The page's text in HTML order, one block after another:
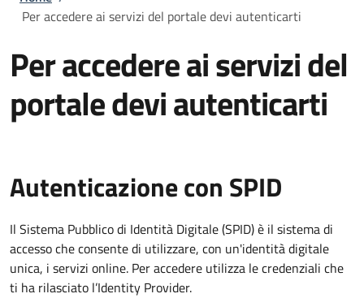
Per accedere ai servizi del portale devi autenticarti
Per accedere ai servizi del
portale devi autenticarti
Autenticazione con SPID
Il Sistema Pubblico di Identità Digitale (SPID) è il sistema di
accesso che consente di utilizzare, con un'identità digitale
unica, i servizi online. Per accedere utilizza le credenziali che
ti ha rilasciato l’Identity Provider.